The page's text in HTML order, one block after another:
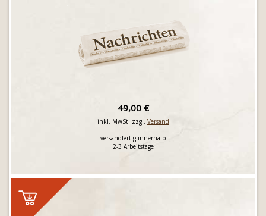
49,00 €
inkl. MwSt. zzgl. Versand
versandfertig innerhalb
2-3 Arbeitstage